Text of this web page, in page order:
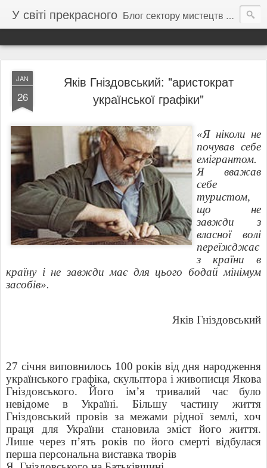
У світі прекрасного Блог сектору мистецтв Тернопільської обласної бібліотеки для молоді
JAN
26
Яків Гніздовський: "аристократ
української графіки"
«Я ніколи не
почував себе
емігрантом.
Я вважав
себе
туристом,
що не
завжди з
власної волі
переїжджає
з країни в
країну і не завжди має для цього бодай мінімум
засобів».
Яків Гніздовський
27 січня виповнилось 100 років від дня народження
українського графіка, скульптора і живописця Якова
Гніздовського. Його ім’я тривалий час було
невідоме в Україні. Більшу частину життя
Гніздовський провів за межами рідної землі, хоч
праця для України становила зміст його життя.
Лише через п’ять років по його смерті відбулася
перша персональна виставка творів